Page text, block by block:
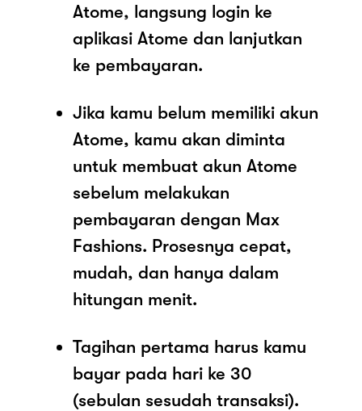
Atome, langsung login ke
aplikasi Atome dan lanjutkan
ke pembayaran.
Jika kamu belum memiliki akun
Atome, kamu akan diminta
untuk membuat akun Atome
sebelum melakukan
pembayaran dengan Max
Fashions. Prosesnya cepat,
mudah, dan hanya dalam
hitungan menit.
Tagihan pertama harus kamu
bayar pada hari ke 30
(sebulan sesudah transaksi).